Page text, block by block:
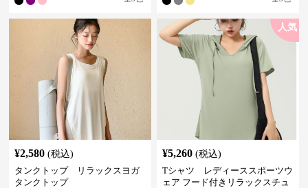
¥2,580 (税込)
タンクトップ リラックスヨガ
タンクトップ
人気
¥5,260 (税込)
Tシャツ レディーススポーツウ
ェア フード付きリラックスチュ